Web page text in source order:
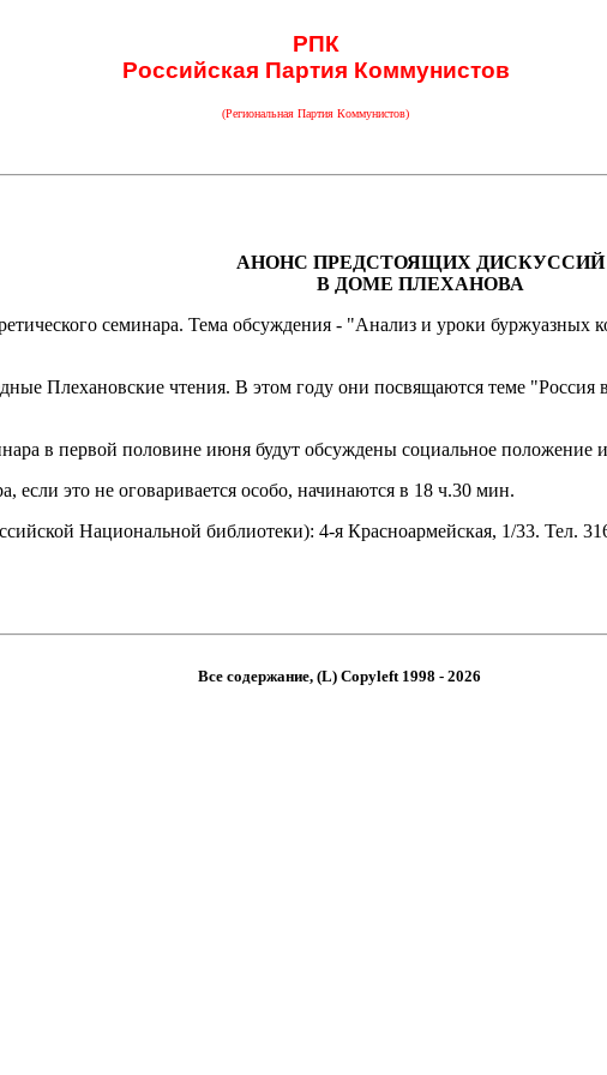
РПК
Российская Партия Коммунистов
(Региональная Партия Коммунистов)
АНОНС ПРЕДСТОЯЩИХ ДИСКУССИЙ
В ДОМЕ ПЛЕХАНОВА
семинара. Тема обсуждения - "Анализ и уроки
Плехановские чтения. В этом году они посвящаются теме "Россия
в первой половине июня будут обсуждены социальное положение
если это не оговаривается особо, начинаются в 18 ч.30 мин.
Национальной библиотеки): 4-я Красноармейская, 1/33. Тел.
Все содержание, (L) Copyleft 1998 - 2026